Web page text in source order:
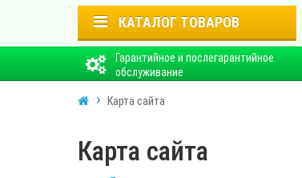
КАТАЛОГ ТОВАРОВ
Гарантийное и послегарантийное
обслуживание
Карта сайта
Карта сайта